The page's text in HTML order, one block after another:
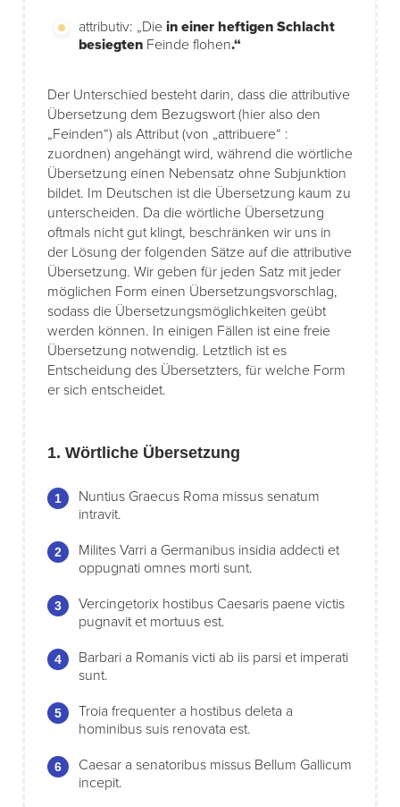
attributiv: „Die in einer heftigen Schlacht
besiegten Feinde flohen.“
Der Unterschied besteht darin, dass die attributive
Übersetzung dem Bezugswort (hier also den
„Feinden“) als Attribut (von „attribuere“ :
zuordnen) angehängt wird, während die wörtliche
Übersetzung einen Nebensatz ohne Subjunktion
bildet. Im Deutschen ist die Übersetzung kaum zu
unterscheiden. Da die wörtliche Übersetzung
oftmals nicht gut klingt, beschränken wir uns in
der Lösung der folgenden Sätze auf die attributive
Übersetzung. Wir geben für jeden Satz mit jeder
möglichen Form einen Übersetzungsvorschlag,
sodass die Übersetzungsmöglichkeiten geübt
werden können. In einigen Fällen ist eine freie
Übersetzung notwendig. Letztlich ist es
Entscheidung des Übersetzters, für welche Form
er sich entscheidet.
1. Wörtliche Übersetzung
Nuntius Graecus Roma missus senatum
intravit.
Milites Varri a Germanibus insidia addecti et
oppugnati omnes morti sunt.
Vercingetorix hostibus Caesaris paene victis
pugnavit et mortuus est.
Barbari a Romanis victi ab iis parsi et imperati
sunt.
Troia frequenter a hostibus deleta a
hominibus suis renovata est.
Caesar a senatoribus missus Bellum Gallicum
incepit.